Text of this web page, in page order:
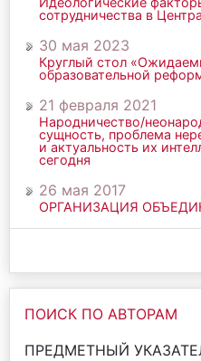
сотрудничества в
30 мая 2023
Круглый стол
образовательной
21 февраля 2021
Народничество/
сущность, проблема
и актуальность их
сегодня
26 мая 2017
ОРГАНИЗАЦИЯ
ПОИСК ПО АВТОРАМ
ПРЕДМЕТНЫЙ